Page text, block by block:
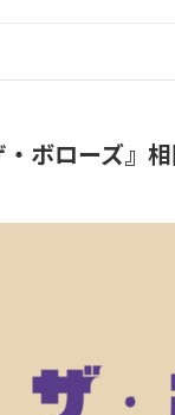
ボローズ』